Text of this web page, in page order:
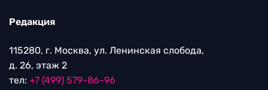
Редакция
115280, г. Москва, ул. Ленинская слобода,
д. 26, этаж 2
тел: +7 (499) 579-86-96